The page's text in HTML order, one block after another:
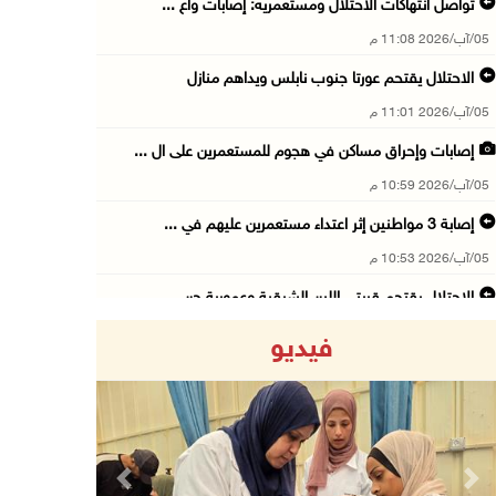
تواصل انتهاكات الاحتلال ومستعمريه: إصابات واع ...
05/آب/2026 11:08 م
الاحتلال يقتحم عورتا جنوب نابلس ويداهم منازل
05/آب/2026 11:01 م
إصابات وإحراق مساكن في هجوم للمستعمرين على ال ...
05/آب/2026 10:59 م
إصابة 3 مواطنين إثر اعتداء مستعمرين عليهم في ...
05/آب/2026 10:53 م
الاحتلال يقتحم قريتي اللبن الشرقية وعمورية جن ...
مستعمرون يقتحمون بيت فجار جنوب بيت لحم
05/آب/2026 10:19 م
فيديو
Previous Next